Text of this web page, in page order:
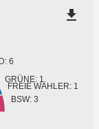
6
GRÜNE: 1
FREIE WÄHLER: 1
BSW: 3
file_download